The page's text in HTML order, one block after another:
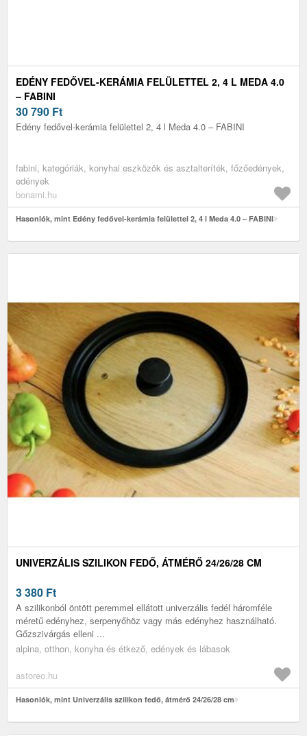
EDÉNY FEDŐVEL-KERÁMIA FELÜLETTEL 2, 4 L MEDA 4.0
– FABINI
30 790 Ft
Edény fedővel-kerámia felülettel 2, 4 l Meda 4.0 – FABINI
fabini, kategóriák, konyhai eszközök és asztalteríték, főzőedények,
edények
bonami.hu
Hasonlók, mint Edény fedővel-kerámia felülettel 2, 4 l Meda 4.0 – FABINI
UNIVERZÁLIS SZILIKON FEDŐ, ÁTMÉRŐ 24/26/28 CM
3 380 Ft
A szilikonból öntött peremmel ellátott univerzális fedél háromféle
méretű edényhez, serpenyőhöz vagy más edényhez használható.
Gőzszivárgás elleni ...
alpina, otthon, konyha és étkező, edények és lábasok
astoreo.hu
Hasonlók, mint Univerzális szilikon fedő, átmérő 24/26/28 cm